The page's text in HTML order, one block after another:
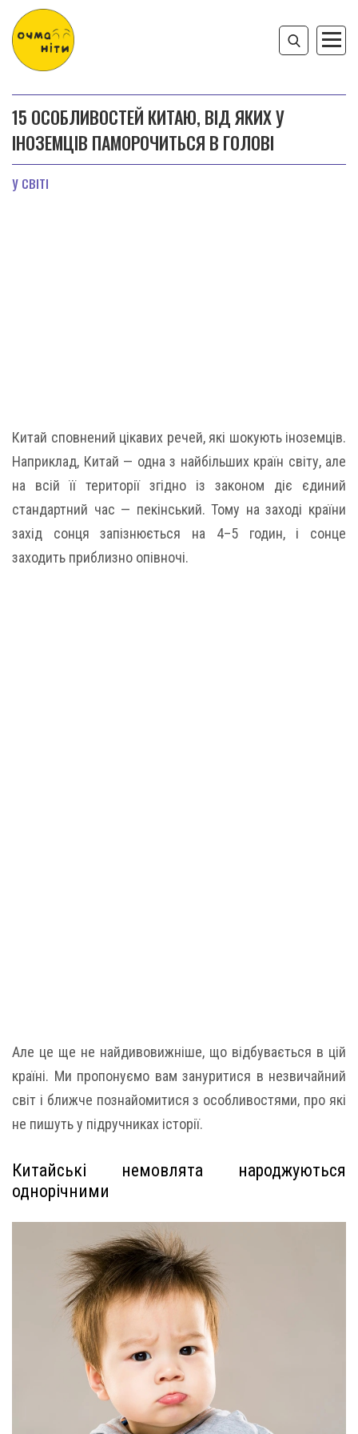
15 ОСОБЛИВОСТЕЙ КИТАЮ, ВІД ЯКИХ У
ІНОЗЕМЦІВ ПАМОРОЧИТЬСЯ В ГОЛОВІ
У СВІТІ
Китай сповнений цікавих речей, які шокують іноземців.
Наприклад, Китай — одна з найбільших країн світу, але
на всій її території згідно із законом діє єдиний
стандартний час — пекінський. Тому на заході країни
захід сонця запізнюється на 4–5 годин, і сонце
заходить приблизно опівночі.
Але це ще не найдивовижніше, що відбувається в цій
країні. Ми пропонуємо вам зануритися в незвичайний
світ і ближче познайомитися з особливостями, про які
не пишуть у підручниках історії.
Китайські немовлята народжуються
однорічними